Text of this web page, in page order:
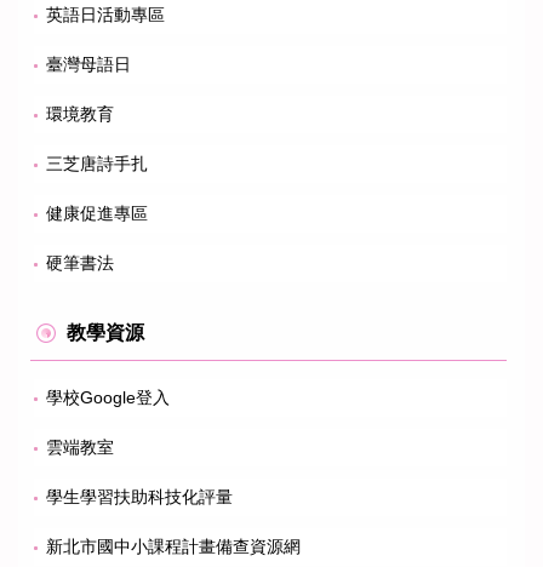
英語日活動專區
臺灣母語日
環境教育
三芝唐詩手扎
健康促進專區
硬筆書法
教學資源
學校Google登入
雲端教室
學生學習扶助科技化評量
新北市國中小課程計畫備查資源網